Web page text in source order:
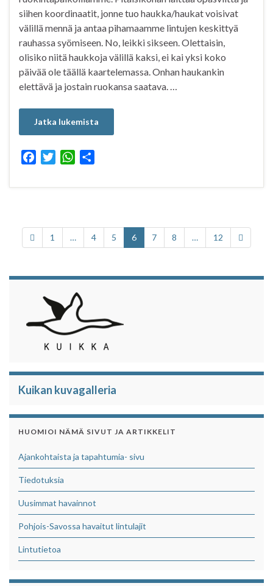
siihen koordinaatit, jonne tuo haukka/haukat voisivat
välillä mennä ja antaa pihamaamme lintujen keskittyä
rauhassa syömiseen. No, leikki sikseen. Olettaisin,
olisiko niitä haukkoja välillä kaksi, ei kai yksi koko
päivää ole täällä kaartelemassa. Onhan haukankin
elettävä ja jostain ruokansa saatava. …
Jatka lukemista
c
o
o
i
e
r
W
a
A
p
a
1 … 4 5 6 7 8 … 12
Kuikan kuvagalleria
HUOMIOI NÄMÄ SIVUT JA ARTIKKELIT
Ajankohtaista ja tapahtumia- sivu
Tiedotuksia
Uusimmat havainnot
Pohjois-Savossa havaitut lintulajit
Lintutietoa